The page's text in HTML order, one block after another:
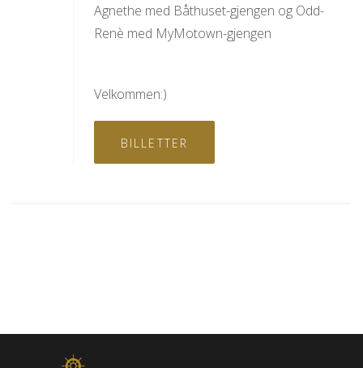
Agnethe med Båthuset-gjengen og Odd-
Renè med MyMotown-gjengen
Velkommen:)
BILLETTER